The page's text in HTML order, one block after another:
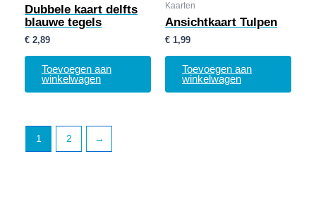
Dubbele kaart delfts
blauwe tegels
€ 2,89
Toevoegen aan
winkelwagen
Kaarten
Ansichtkaart Tulpen
€ 1,99
Toevoegen aan
winkelwagen
1 2 →